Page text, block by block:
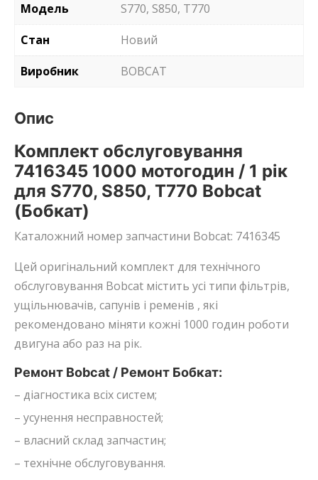
Модель
S770, S850, T770
Стан
Новий
Виробник
BOBCAT
Опис
Комплект обслуговування
7416345 1000 мотогодин / 1 рік
для S770, S850, T770 Bobcat
(Бобкат)
Каталожний номер запчастини Bobcat: 7416345
Цей оригінальний комплект для технічного
обслуговування Bobcat містить усі типи фільтрів,
ущільнювачів, сапунів і ременів , які
рекомендовано міняти кожні 1000 годин роботи
двигуна або раз на рік.
Ремонт Bobcat / Ремонт Бобкат:
– діагностика всіх систем;
– усунення несправностей;
– власний склад запчастин;
– технічне обслуговування.